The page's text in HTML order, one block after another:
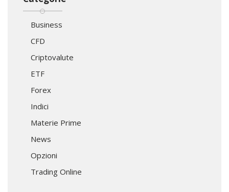
Business
CFD
Criptovalute
ETF
Forex
Indici
Materie Prime
News
Opzioni
Trading Online